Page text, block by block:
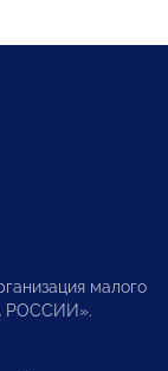
малого
РОССИИ».